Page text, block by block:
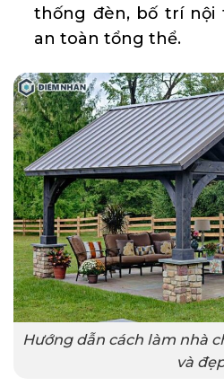
thống đèn, bố trí nội
an toàn tổng thể.
Hướng dẫn cách làm nhà
và